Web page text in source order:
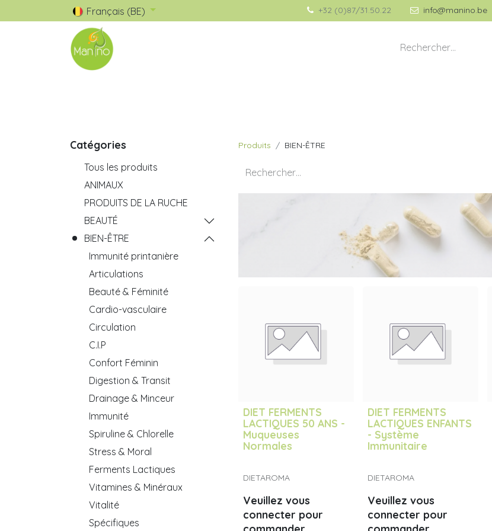
Français (BE) +32 (0)87/31.50.22 info@manino.be
Catégories
Tous les produits
ANIMAUX
PRODUITS DE LA RUCHE
BEAUTÉ
BIEN-ÊTRE
Immunité printanière
Articulations
Beauté & Féminité
Cardio-vasculaire
Circulation
C.I.P
Confort Féminin
Digestion & Transit
Drainage & Minceur
Immunité
Spiruline & Chlorelle
Stress & Moral
Ferments Lactiques
Vitamines & Minéraux
Vitalité
Spécifiques
Produits BIEN-ÊTRE
DIET FERMENTS
LACTIQUES 50 ANS -
Muqueuses
Normales
DIETAROMA
Veuillez vous
connecter pour
DIET FERMENTS
LACTIQUES ENFANTS
- Système
Immunitaire
DIETAROMA
Veuillez vous
connecter pour